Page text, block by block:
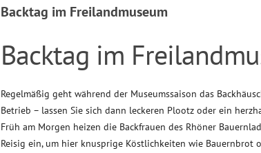
Backtag im Freilandmuseum
Backtag im
Regelmäßig geht während der Museumssaison das
Betrieb – lassen Sie sich dann leckeren Plootz oder ein
Früh am Morgen heizen die Backfrauen des Rhöner
Reisig ein, um hier knusprige Köstlichkeiten wie Bauernbrot